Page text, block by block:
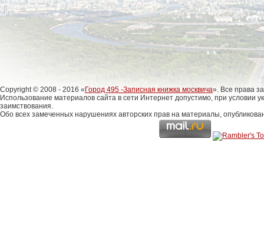
Copyright © 2008 - 2016 « Город 495 -Записная книжка москвича». Все права
Использование материалов сайта в сети Интернет допустимо, при условии
заимствования.
Обо всех замеченных нарушениях авторских прав на материалы,